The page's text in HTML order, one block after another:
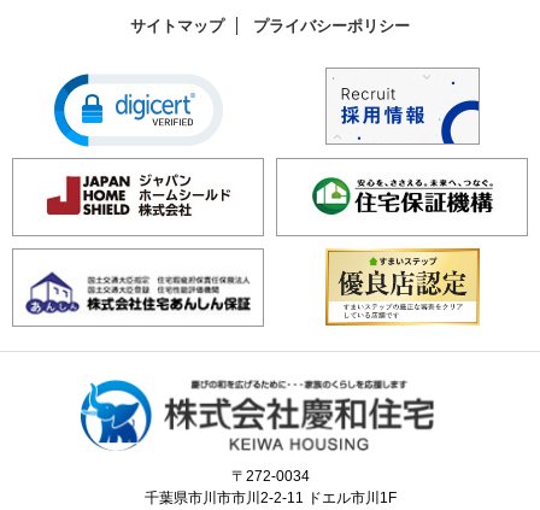
サイトマップ プライバシーポリシー
〒272-0034
千葉県市川市市川2-2-11 ドエル市川1F